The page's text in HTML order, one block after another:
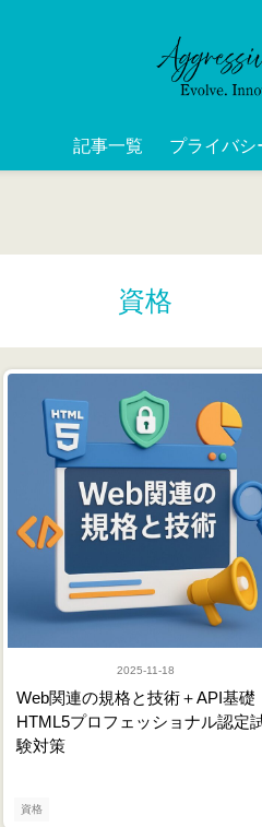
記事一覧 プライバシ
資格
資格
2025-11-18
Web関連の規格と技術＋API基礎
HTML5プロフェッショナル認定
験対策